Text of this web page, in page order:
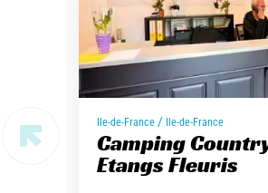
Ile-de-France / Ile-de-France
Camping
Etangs Fleuris